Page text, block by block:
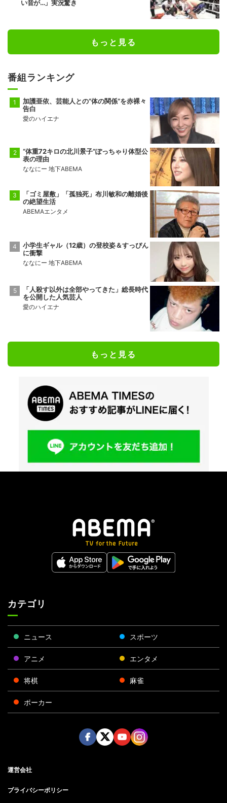
い音が…」実況驚き
もっと見る
番組ランキング
加護亜依、芸能人との“体の関係”を赤裸々
告白
愛のハイエナ
“体重72キロの北川景子”ぽっちゃり体型公
表の理由
ななにー 地下ABEMA
「ゴミ屋敷」「孤独死」布川敏和の離婚後
の絶望生活
ABEMAエンタメ
小学生ギャル（12歳）の登校姿＆すっぴん
に衝撃
ななにー 地下ABEMA
「人殺す以外は全部やってきた」総長時代
を公開した人気芸人
愛のハイエナ
もっと見る
カテゴリ
ニュース スポーツ
アニメ エンタメ
将棋 麻雀
ポーカー
運営会社
プライバシーポリシー